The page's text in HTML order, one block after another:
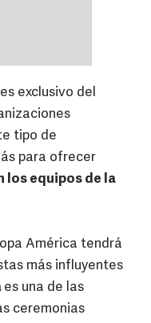
exclusivo del
tipo de
para ofrecer
los equipos de la
América tendrá
más influyentes
es una de las
ceremonias